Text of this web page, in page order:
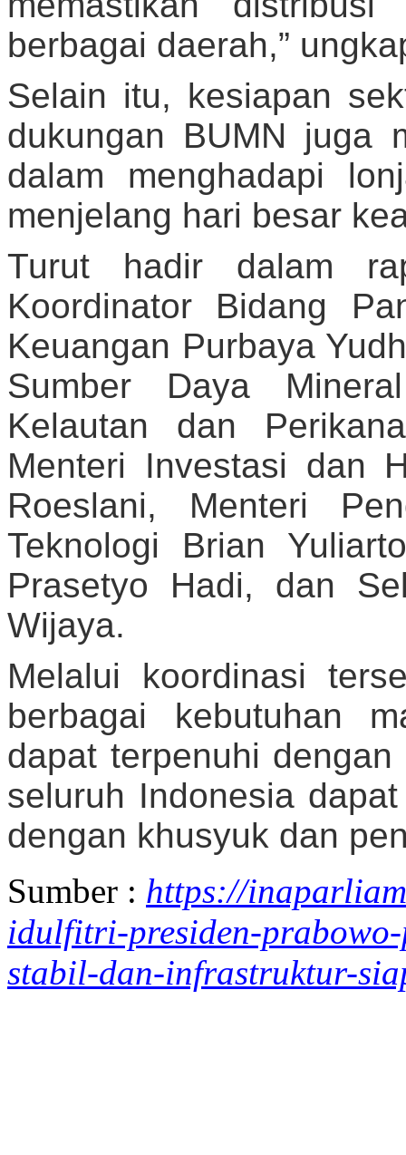
berbagai daerah,”
Selain itu, kesiapan
dukungan BUMN juga
dalam menghadapi
menjelang hari besar
Turut hadir dalam
Koordinator Bidang
Keuangan Purbaya
Sumber Daya
Kelautan dan
Menteri Investasi dan
Roeslani, Menteri
Teknologi Brian
Prasetyo Hadi, dan
Wijaya.
Melalui koordinasi
berbagai kebutuhan
dapat terpenuhi
seluruh Indonesia
dengan khusyuk dan
Sumber : https://
idulfitri-presiden-
stabil-dan-infrastruktur-